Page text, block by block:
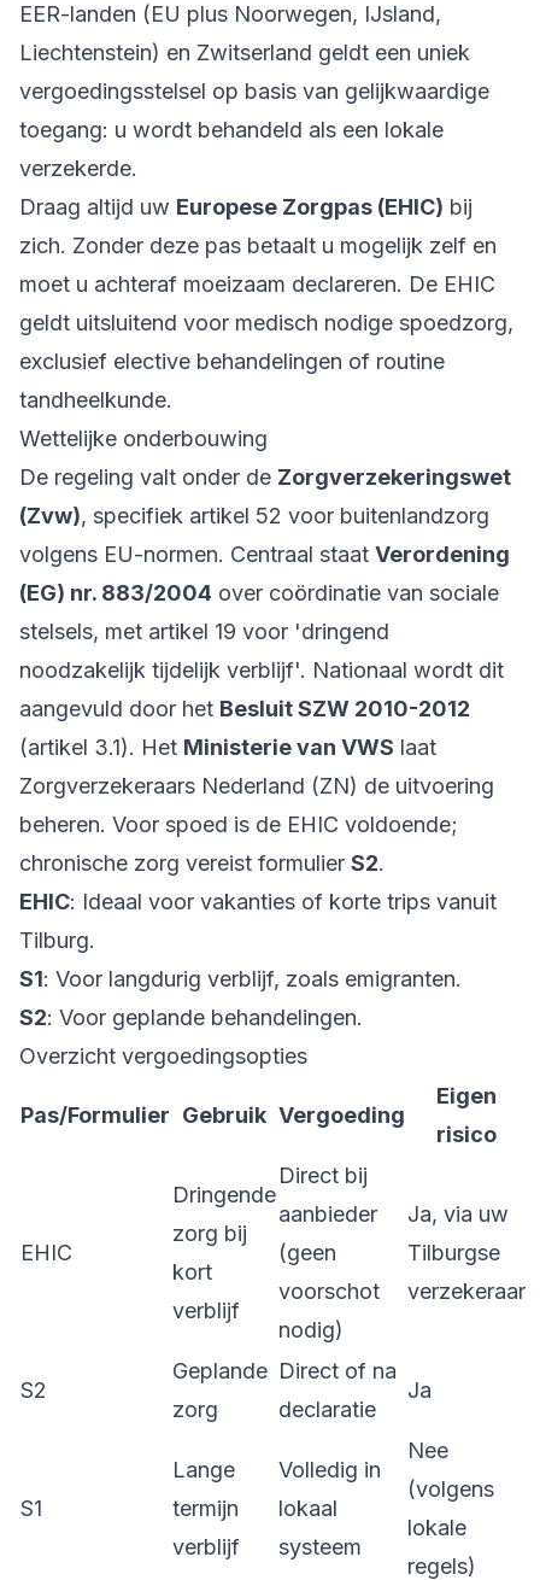
EER-landen (EU plus Noorwegen, IJsland,
Liechtenstein) en Zwitserland geldt een uniek
vergoedingsstelsel op basis van gelijkwaardige
toegang: u wordt behandeld als een lokale
verzekerde.
Draag altijd uw Europese Zorgpas (EHIC) bij
zich. Zonder deze pas betaalt u mogelijk zelf en
moet u achteraf moeizaam declareren. De EHIC
geldt uitsluitend voor medisch nodige spoedzorg,
exclusief elective behandelingen of routine
tandheelkunde.
Wettelijke onderbouwing
De regeling valt onder de Zorgverzekeringswet
(Zvw), specifiek artikel 52 voor buitenlandzorg
volgens EU-normen. Centraal staat Verordening
(EG) nr. 883/2004 over coördinatie van sociale
stelsels, met artikel 19 voor 'dringend
noodzakelijk tijdelijk verblijf'. Nationaal wordt dit
aangevuld door het Besluit SZW 2010-2012
(artikel 3.1). Het Ministerie van VWS laat
Zorgverzekeraars Nederland (ZN) de uitvoering
beheren. Voor spoed is de EHIC voldoende;
chronische zorg vereist formulier S2.
EHIC: Ideaal voor vakanties of korte trips vanuit
Tilburg.
S1: Voor langdurig verblijf, zoals emigranten.
S2: Voor geplande behandelingen.
Overzicht vergoedingsopties
Pas/Formulier Gebruik Vergoeding
Eigen
risico
EHIC
Dringende
zorg bij
kort
verblijf
Direct bij
aanbieder
(geen
voorschot
nodig)
Ja, via uw
Tilburgse
verzekeraar
S2
Geplande
zorg
Direct of na
declaratie
Ja
S1
Lange
termijn
verblijf
Volledig in
lokaal
systeem
Nee
(volgens
lokale
regels)